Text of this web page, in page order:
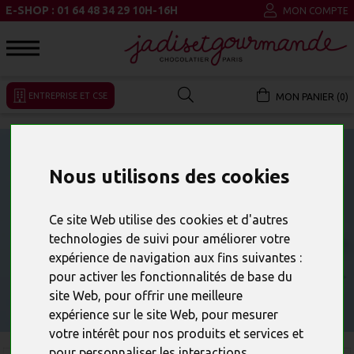
Nous utilisons des cookies
Ce site Web utilise des cookies et d'autres
technologies de suivi pour améliorer votre
expérience de navigation aux fins suivantes :
pour activer les fonctionnalités de base du
site Web, pour offrir une meilleure
expérience sur le site Web, pour mesurer
votre intérêt pour nos produits et services et
E-SHOP : 01 64 48 34 29 10H-16H MON COMPTE
ENTREPRISE ET CSE MON PANIER (0)